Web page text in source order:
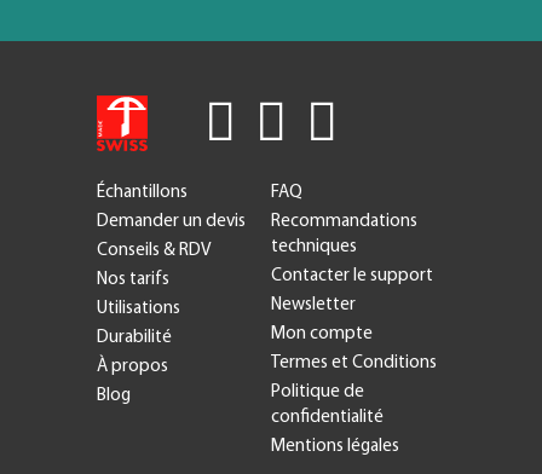
Échantillons
Demander un devis
Conseils & RDV
Nos tarifs
Utilisations
Durabilité
À propos
Blog
FAQ
Recommandations
techniques
Contacter le support
Newsletter
Mon compte
Termes et Conditions
Politique de
confidentialité
Mentions légales